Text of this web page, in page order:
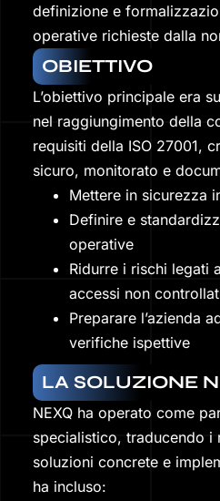
definizione e
operative richieste dalla
OBIETTIVO
L’obiettivo principale era
nel raggiungimento della
requisiti della ISO 27001,
sicuro, monitorato e
Mettere in sicurezza
Definire e
operative
Ridurre i rischi legati
accessi non
Preparare l’azienda
verifiche ispettive
LA SOLUZIONE
NEXQ ha operato come
specialistico, traducendo i
soluzioni concrete e
ha incluso: